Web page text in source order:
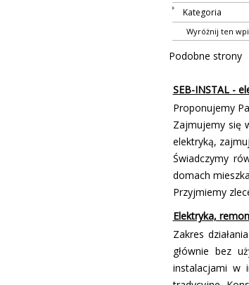
Kategoria
Wyróżnij ten
Podobne strony
SEB-INSTAL -
Proponujemy
Zajmujemy się
elektryką,
Świadczymy
domach
Przyjmiemy
Elektryka,
Zakres
głównie bez
instalacjami w